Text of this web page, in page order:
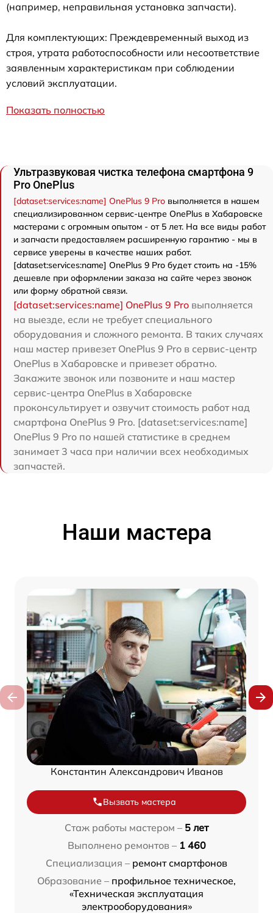
(например, неправильная установка запчасти).
Для комплектующих: Преждевременный выход из
строя, утрата работоспособности или несоответствие
заявленным характеристикам при соблюдении
условий эксплуатации.
Показать полностью
Ультразвуковая чистка телефона смартфона 9
Pro OnePlus
[dataset:services:name] OnePlus 9 Pro выполняется в нашем
специализированном сервис-центре OnePlus в Хабаровске
мастерами с огромным опытом - от 5 лет. На все виды работ
и запчасти предоставляем расширенную гарантию - мы в
сервисе уверены в качестве наших работ.
[dataset:services:name] OnePlus 9 Pro будет стоить на -15%
дешевле при оформлении заказа на сайте через звонок
или форму обратной связи.
[dataset:services:name] OnePlus 9 Pro выполняется
на выезде, если не требует специального
оборудования и сложного ремонта. В таких случаях
наш мастер привезет OnePlus 9 Pro в сервис-центр
OnePlus в Хабаровске и привезет обратно.
Закажите звонок или позвоните и наш мастер
сервис-центра OnePlus в Хабаровске
проконсультирует и озвучит стоимость работ над
смартфона OnePlus 9 Pro. [dataset:services:name]
OnePlus 9 Pro по нашей статистике в среднем
занимает 3 часа при наличии всех необходимых
запчастей.
Наши мастера
Константин Александрович Иванов
Вызвать мастера
Стаж работы мастером – 5 лет
Выполнено ремонтов – 1 460
Специализация – ремонт смартфонов
Образование – профильное техническое,
«Техническая эксплуатация
электрооборудования»